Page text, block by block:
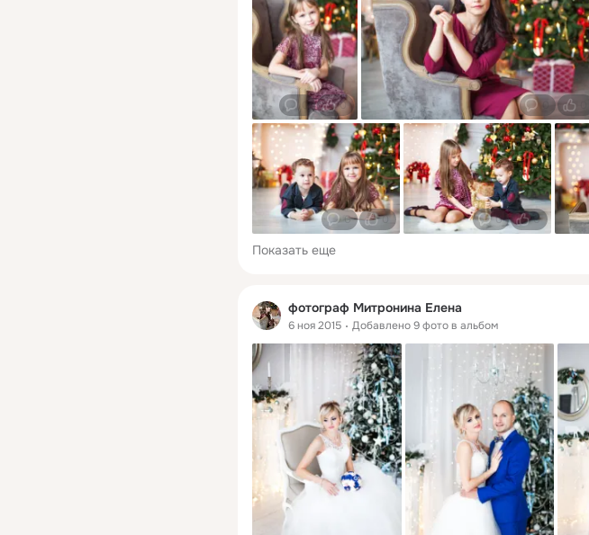
0 0 0
0 0 0 0
Показать еще
фотограф Митронина Елена
6 ноя 2015 Добавлено 9 фото в альбом